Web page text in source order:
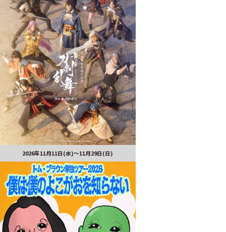
2026年11月11日(水)～11月29日(日)